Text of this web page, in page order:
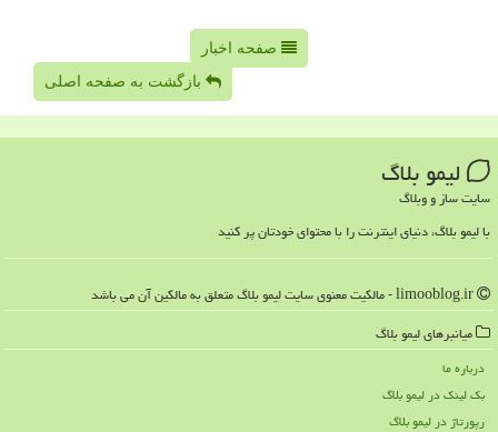
صفحه اخبار
بازگشت به صفحه اصلی
لیمو بلاگ
سایت ساز و وبلاگ
با لیمو بلاگ، دنیای اینترنت را با محتوای خودتان پر کنید
میانبرهای لیمو بلاگ
درباره ما
بک لینک در لیمو بلاگ
رپورتاژ در لیمو بلاگ